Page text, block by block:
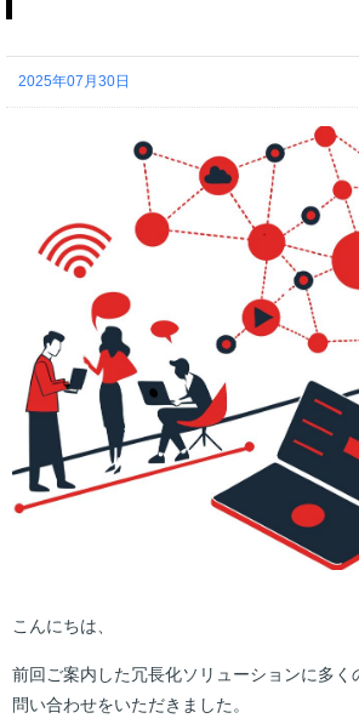
2025年07月30日
こんにちは、
前回ご案内した冗長化ソリューションに多く
問い合わせをいただきました。